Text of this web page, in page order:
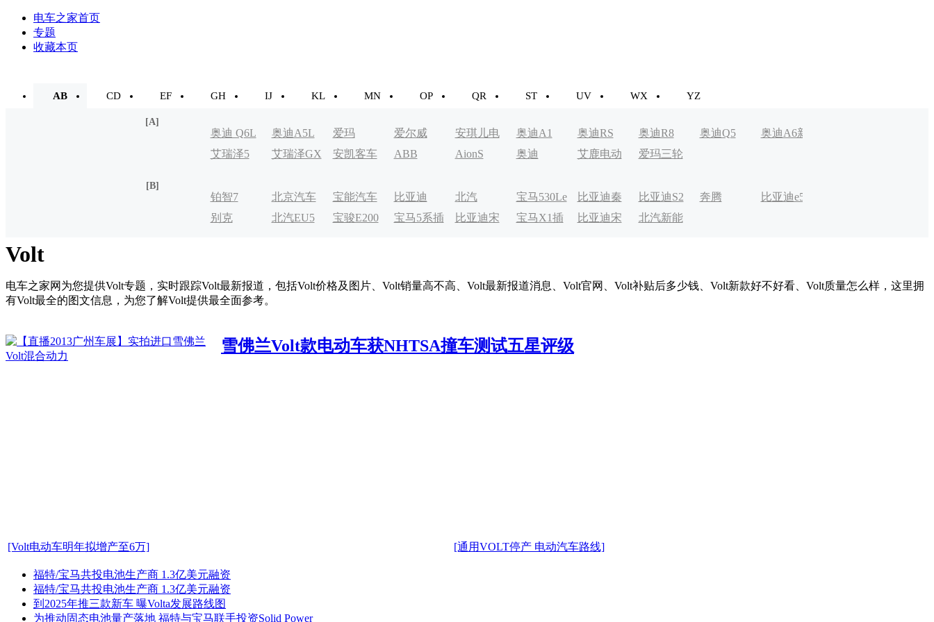
电车之家首页
专题
收藏本页
AB CD EF GH IJ KL MN OP QR ST UV WX YZ
[A]
奥迪 Q6L
e-tron
奥迪A5L 爱玛 爱尔威 安琪儿电
动车
奥迪A1 奥迪RS 奥迪R8 奥迪Q5 奥迪A6新
艾瑞泽5
艾瑞泽GX 安凯客车 ABB AionS 奥迪 艾鹿电动 爱玛三轮
[B]
铂智7 北京汽车
制造厂
宝能汽车 比亚迪 北汽
EV200
宝马530Le 比亚迪秦
EV
比亚迪S2 奔腾 比亚迪e5
别克 北汽EU5 宝骏E200 宝马5系插 比亚迪宋 宝马X1插 比亚迪宋 北汽新能
Volt
电车之家网为您提供Volt专题，实时跟踪Volt最新报道，包括Volt价格及图片、Volt销量高不高、Volt最新报道消息、Volt官网、Volt补贴后多少钱、Volt新款好不好看、Volt质量怎么样，这里拥
有Volt最全的图文信息，为您了解Volt提供最全面参考。
雪佛兰Volt款电动车获NHTSA撞车测试五星评级
[Volt电动车明年拟增产至6万] [通用VOLT停产 电动汽车路线]
福特/宝马共投电池生产商 1.3亿美元融资
福特/宝马共投电池生产商 1.3亿美元融资
到2025年推三款新车 曝Volta发展路线图
为推动固态电池量产落地 福特与宝马联手投资Solid Power